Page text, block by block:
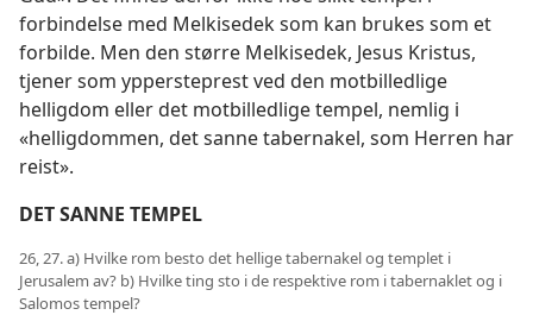
forbindelse med Melkisedek som kan brukes som et
forbilde. Men den større Melkisedek, Jesus Kristus,
tjener som yppersteprest ved den motbilledlige
helligdom eller det motbilledlige tempel, nemlig i
«helligdommen, det sanne tabernakel, som Herren har
reist».
DET SANNE TEMPEL
26, 27. a) Hvilke rom besto det hellige tabernakel og templet i
Jerusalem av? b) Hvilke ting sto i de respektive rom i tabernaklet og i
Salomos tempel?